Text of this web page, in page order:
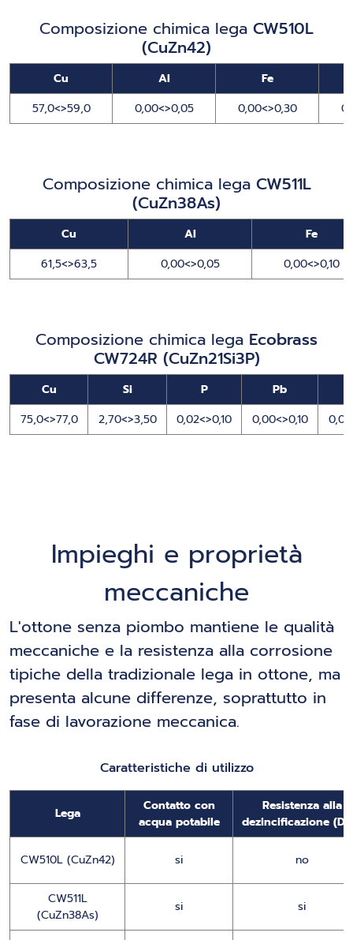
Composizione chimica lega CW510L
(CuZn42)
Cu Al
Fe
57,0<>59,0
0,00<>0,05 0,00<>0,30
Composizione chimica lega CW511L
(CuZn38As)
Cu Al
Fe
61,5<>63,5
0,00<>0,05 0,00<>0,10
Composizione chimica lega Ecobrass
CW724R (CuZn21Si3P)
Cu Si P Pb
75,0<>77,0
2,70<>3,50 0,02<>0,10 0,00<>0,10
Impieghi e proprietà
meccaniche
L'ottone senza piombo mantiene le qualità
meccaniche e la resistenza alla corrosione
tipiche della tradizionale lega in ottone, ma
presenta alcune differenze, soprattutto in
fase di lavorazione meccanica.
Caratteristiche di utilizzo
Lega
Contatto con
acqua potabile
Resistenza alla
dezincificazione
CW510L (CuZn42) si no
CW511L
(CuZn38As)
si si